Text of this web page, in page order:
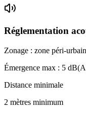
Réglementation
Zonage : zone péri-
Émergence max : 5
Distance minimale
2 mètres minimum